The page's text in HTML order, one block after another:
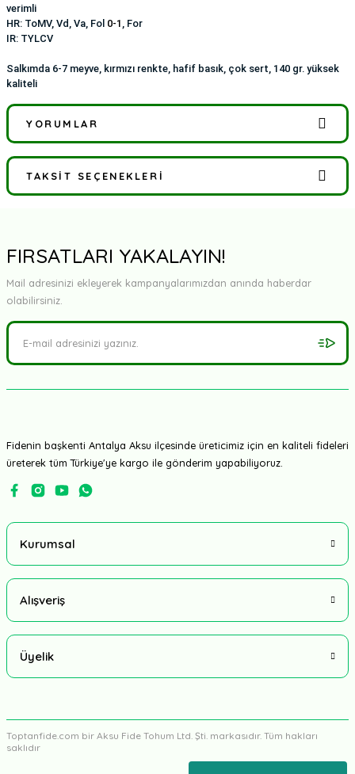
verimli
HR: ToMV, Vd, Va, Fol 0-1 , For
IR: TYLCV
Salkımda 6-7 meyve, kırmızı renkte, hafif basık, çok sert, 140 gr. yüksek
kaliteli
YORUMLAR
Bu ürüne ilk yorumu siz yapın!
TAKSIT SEÇENEKLERI
FIRSATLARI YAKALAYIN!
Mail adresinizi ekleyerek kampanyalarımızdan anında haberdar
olabilirsiniz.
Fidenin başkenti Antalya Aksu ilçesinde üreticimiz için en kaliteli fideleri
üreterek tüm Türkiye'ye kargo ile gönderim yapabiliyoruz.
Kurumsal
Alışveriş
Üyelik
Toptanfide.com bir Aksu Fide Tohum Ltd. Şti. markasıdır. Tüm hakları
saklıdır